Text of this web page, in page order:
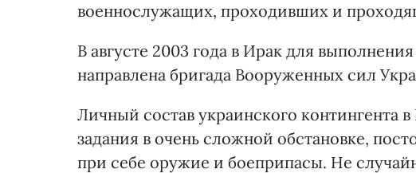
военнослужащих, проходивших и
В августе 2003 года в Ирак для
направлена бригада Вооруженных сил
Личный состав украинского контингента
задания в очень сложной обстановке,
при себе оружие и боеприпасы. Не